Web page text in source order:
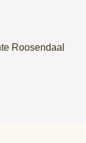
Roosendaal